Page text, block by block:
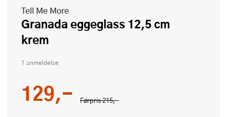
Tell Me More
Granada eggeglass 12,5 cm
krem
1 anmeldelse
Førpris215,-
129,-